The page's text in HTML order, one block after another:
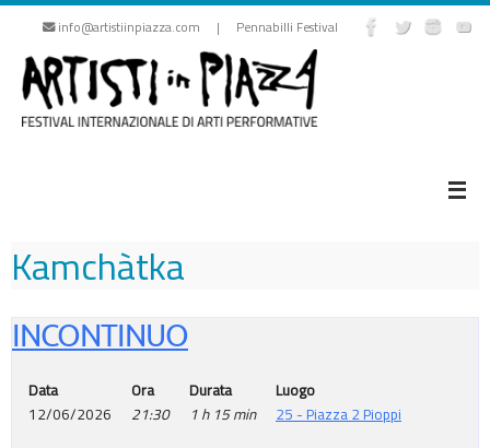
Vai
contenuto
info@artistiinpiazza.com | Pennabilli Festival
Kamchàtka
INCONTINUO
Data
12/06/2026
Ora
21:30
Durata
1 h 15 min
Luogo
25 - Piazza 2 Pioppi